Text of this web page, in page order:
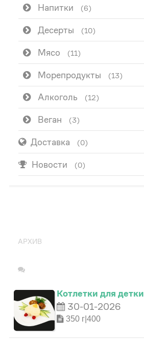
Напитки (6)
Десерты (10)
Мясо (11)
Морепродукты (13)
Алкоголь (12)
Веган (3)
Доставка (0)
Новости (0)
АРХИВ
Котлетки для детки
30-01-2026
350 г|400